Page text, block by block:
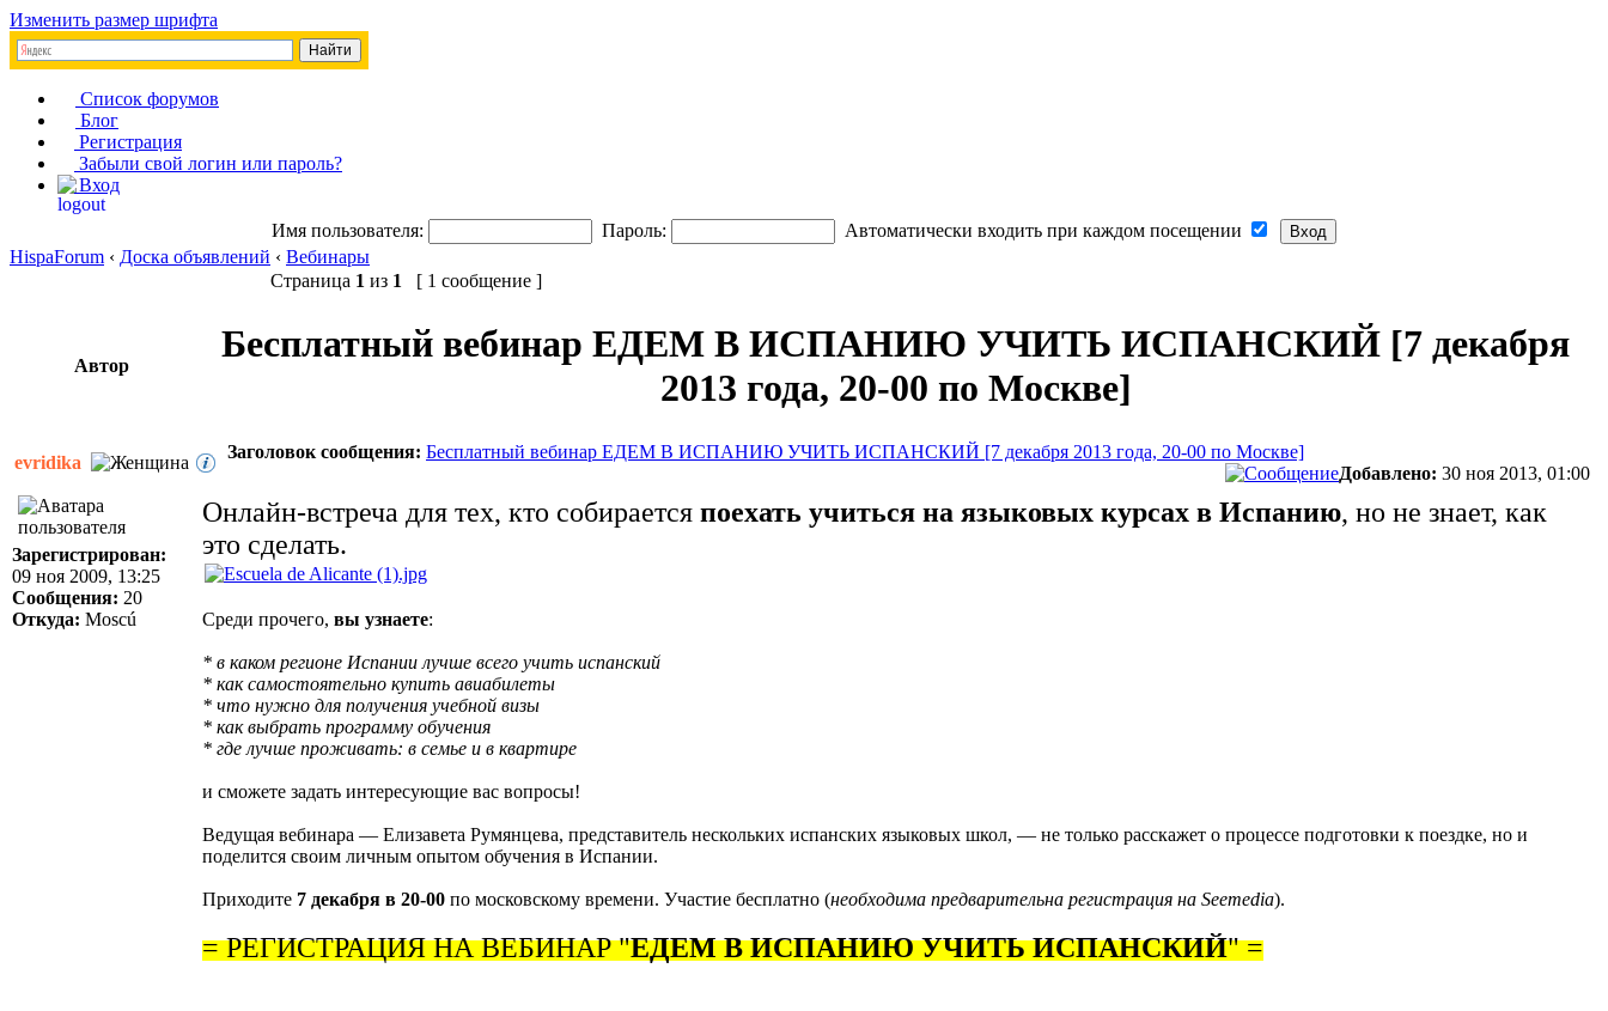
Изменить размер шрифта
Список форумов
Блог
Регистрация
Забыли свой логин или пароль?
Вход
Имя пользователя: Пароль:
Автоматически входить при каждом посещении
HispaForum ‹ Доска объявлений ‹ Вебинары
Страница 1 из 1 [ 1 сообщение ]
Автор
Бесплатный вебинар ЕДЕМ В ИСПАНИЮ УЧИТЬ ИСПАНСКИЙ [7 декабря
2013 года, 20-00 по Москве]
evridika
Заголовок сообщения: Бесплатный вебинар ЕДЕМ В ИСПАНИЮ УЧИТЬ ИСПАНСКИЙ [7 декабря 2013 года, 20-00 по Москве]
Добавлено: 30 ноя 2013, 01:00
Зарегистрирован:
09 ноя 2009, 13:25
Сообщения: 20
Откуда: Moscú
Онлайн-встреча для тех, кто собирается поехать учиться на языковых курсах в Испанию, но не знает, как
это сделать.
Среди прочего, вы узнаете:
* в каком регионе Испании лучше всего учить испанский
* как самостоятельно купить авиабилеты
* что нужно для получения учебной визы
* как выбрать программу обучения
* где лучше проживать: в семье и в квартире
и сможете задать интересующие вас вопросы!
Ведущая вебинара — Елизавета Румянцева, представитель нескольких испанских языковых школ, — не только расскажет о процессе подготовки к поездке, но и
поделится своим личным опытом обучения в Испании.
Приходите 7 декабря в 20-00 по московскому времени. Участие бесплатно (необходима предварительна регистрация на Seemedia).
=РЕГИСТРАЦИЯ НА ВЕБИНАР "ЕДЕМ В ИСПАНИЮ УЧИТЬ ИСПАНСКИЙ"=